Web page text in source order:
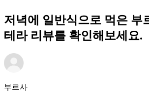
저녁에 일반식으로 먹은 부
테라 리뷰를 확인해보세요.
부르사